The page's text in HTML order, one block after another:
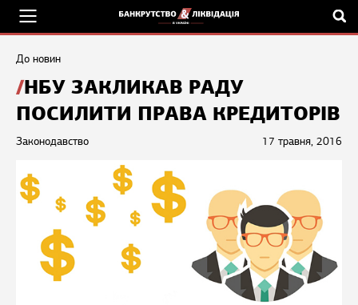
До новин
НБУ ЗАКЛИКАВ РАДУ
ПОСИЛИТИ ПРАВА КРЕДИТОРІВ
17 травня, 2016
Законодавство